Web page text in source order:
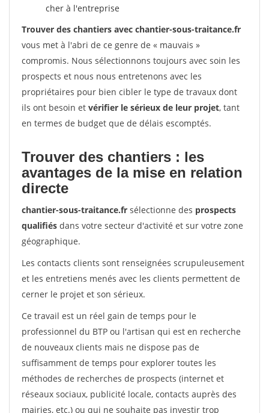
cher à l'entreprise
Trouver des chantiers avec chantier-sous-traitance.fr
vous met à l'abri de ce genre de « mauvais »
compromis. Nous sélectionnons toujours avec soin les
prospects et nous nous entretenons avec les
propriétaires pour bien cibler le type de travaux dont
ils ont besoin et vérifier le sérieux de leur projet, tant
en termes de budget que de délais escomptés.
Trouver des chantiers : les
avantages de la mise en relation
directe
chantier-sous-traitance.fr sélectionne des prospects
qualifiés dans votre secteur d'activité et sur votre zone
géographique.
Les contacts clients sont renseignées scrupuleusement
et les entretiens menés avec les clients permettent de
cerner le projet et son sérieux.
Ce travail est un réel gain de temps pour le
professionnel du BTP ou l'artisan qui est en recherche
de nouveaux clients mais ne dispose pas de
suffisamment de temps pour explorer toutes les
méthodes de recherches de prospects (internet et
réseaux sociaux, publicité locale, contacts auprès des
mairies, etc.) ou qui ne souhaite pas investir trop